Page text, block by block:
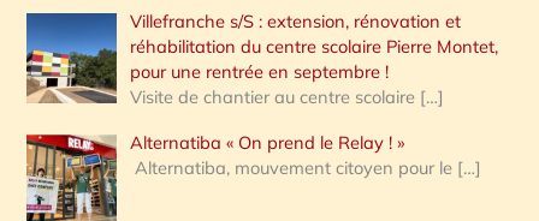
Villefranche s/S : extension, rénovation et
réhabilitation du centre scolaire Pierre Montet,
pour une rentrée en septembre !
Visite de chantier au centre scolaire […]
Alternatiba « On prend le Relay ! »
Alternatiba, mouvement citoyen pour le […]